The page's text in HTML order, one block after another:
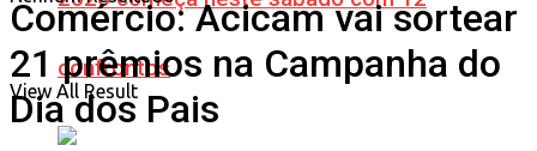
confrontos
View All Result
Comércio: Acicam vai sortear
21 prêmios na Campanha do
Dia dos Pais